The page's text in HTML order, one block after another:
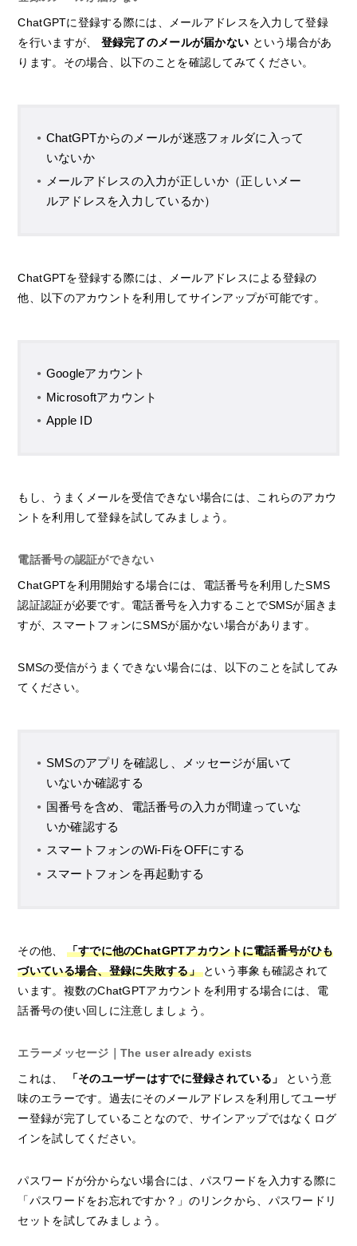
ChatGPTに登録する際には、メールアドレスを入力して登録
を行いますが、 登録完了のメールが届かない という場合があ
ります。その場合、以下のことを確認してみてください。
ChatGPTからのメールが迷惑フォルダに入って
いないか
メールアドレスの入力が正しいか（正しいメー
ルアドレスを入力しているか）
ChatGPTを登録する際には、メールアドレスによる登録の
他、以下のアカウントを利用してサインアップが可能です。
Googleアカウント
Microsoftアカウント
Apple ID
もし、うまくメールを受信できない場合には、これらのアカウ
ントを利用して登録を試してみましょう。
電話番号の認証ができない
ChatGPTを利用開始する場合には、電話番号を利用したSMS
認証認証が必要です。電話番号を入力することでSMSが届きま
すが、スマートフォンにSMSが届かない場合があります。
SMSの受信がうまくできない場合には、以下のことを試してみ
てください。
SMSのアプリを確認し、メッセージが届いて
いないか確認する
国番号を含め、電話番号の入力が間違っていな
いか確認する
スマートフォンのWi-FiをOFFにする
スマートフォンを再起動する
その他、 「すでに他のChatGPTアカウントに電話番号がひも
づいている場合、登録に失敗する」という事象も確認されて
います。複数のChatGPTアカウントを利用する場合には、電
話番号の使い回しに注意しましょう。
エラーメッセージ｜The user already exists
これは、
「そのユーザーはすでに登録されている」 という意
味のエラーです。過去にそのメールアドレスを利用してユーザ
ー登録が完了していることなので、サインアップではなくログ
インを試してください。
パスワードが分からない場合には、パスワードを入力する際に
「パスワードをお忘れですか？」のリンクから、パスワードリ
セットを試してみましょう。